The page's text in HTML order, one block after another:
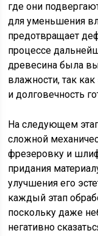
где они
для уменьшения
предотвращает
процессе
древесина была
влажности, так
и долговечность
На следующем
сложной
фрезеровку и
придания
улучшения его
каждый этап
поскольку даже
негативно